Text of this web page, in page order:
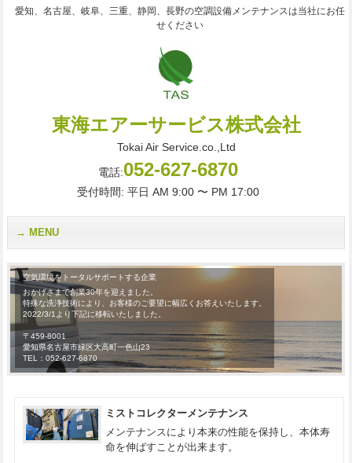
愛知、名古屋、岐阜、三重、静岡、長野の空調設備メンテナンスは当社にお任
せください
東海エアーサービス株式会社
Tokai Air Service.co.,Ltd
電話:052-627-6870
受付時間: 平日 AM 9:00 〜 PM 17:00
MENU
空気環境をトータルサポートする企業
おかげさまで創業30年を迎えました。
特殊な洗浄技術により、お客様のご要望に幅広くお答えいたします。
2022/3/1より下記に移転いたしました。
〒459-8001
愛知県名古屋市緑区大高町一色山23
TEL：052-627-6870
ミストコレクターメンテナンス
メンテナンスにより本来の性能を保持し、本体寿
命を伸ばすことが出来ます。